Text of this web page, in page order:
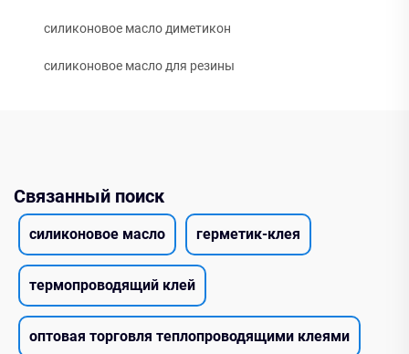
силиконовое масло диметикон
силиконовое масло для резины
Связанный поиск
силиконовое масло герметик-клея
термопроводящий клей
оптовая торговля теплопроводящими клеями